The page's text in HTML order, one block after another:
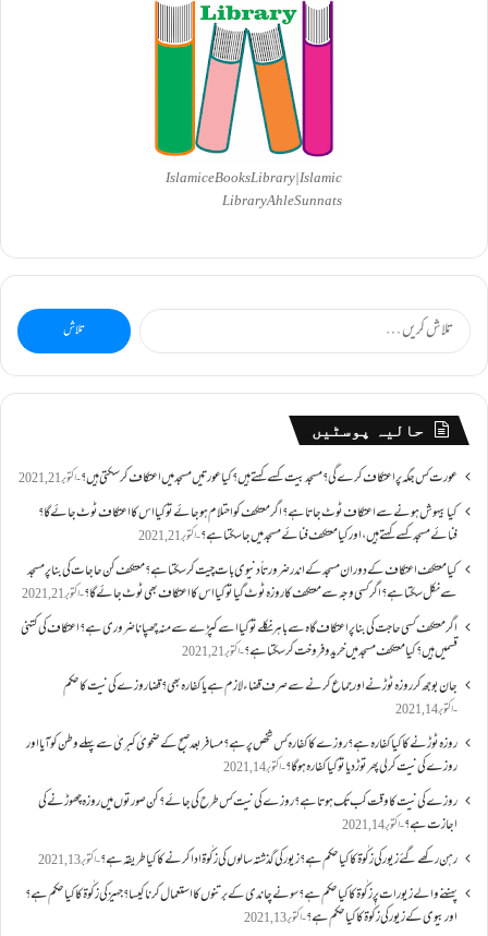
Islamic eBooks Library|Islamic
Library AhleSunnats
تلاش
کریں
حالیہ پوسٹیں
عورت کس جگہ پر اعتکاف کرے گی؟مسجد بیت کسے کہتے ہیں؟کیا عورتیں مسجد میں اعتکاف کر سکتی ہیں؟ اکتوبر 21, 2021
کیا بیہوش ہونے سے اعتکاف ٹوٹ جاتا ہے؟ اگر معتکف کو احتلام ہو جائے تو کیا اس کا اعتکاف ٹوٹ جائے گا؟
فنائے مسجد کسے کہتے ہیں ، اور کیا معتکف فنائے مسجد میں جا سکتا ہے؟ اکتوبر 21, 2021
کیا معتکف اعتکاف کے دوران مسجد کے اندر ضرورتاً دنیوی بات چیت کر سکتا ہے؟معتکف کن حاجات کی بنا پر مسجد
سے نکل سکتا ہے؟ اگر کسی وجہ سے معتکف کا روزہ ٹوٹ گیا تو کیا اس کا اعتکاف بھی ٹوٹ جائے گا؟ اکتوبر 21, 2021
اگر معتکف کسی حاجت کی بنا پر اعتکاف گاہ سے باہر نکلے تو کیا اسے کپڑے سے منہ چھپانا ضروری ہے؟اعتکاف کی کتنی
قسمیں ہیں؟کیا معتکف مسجد میں خرید و فروخت کر سکتا ہے؟ اکتوبر 21, 2021
جان بوجھ کر روزہ ٹوڑنے اور جماع کرنے سے صرف قضاء لازم ہے یا کفارہ بھی؟ قضا روزے کی نیت کا حکم
اکتوبر 14, 2021
روزہ ٹوڑنے کا کیا کفارہ ہے؟روزے کا کفارہ کس شخص پر ہے؟ مسافر بعد صبح کے ضحویٰ کبریٰ سے پہلے وطن کو آیا اور
روزے کی نیت کر لی پھر توڑ دیا تو کیا کفارہ ہو گا؟ اکتوبر 14, 2021
روزے کی نیت کا وقت کب تک ہوتا ہے؟ روزے کی نیت کس طرح کی جائے؟ کن صورتوں میں روزہ چھوڑنے کی
اجازت ہے؟ اکتوبر 14, 2021
رہن رکھے گئے زیور کی زکٰوۃ کا کیا حکم ہے؟زیور کی گذشتہ سالوں کی زکٰوۃ ادا کرنے کا کیا طریقہ ہے؟ اکتوبر 13, 2021
پہننے والے زیورات پر زکٰوۃ کا کیا حکم ہے؟ سونے چاندی کے برتنوں کا استعمال کرنا کیسا؟ جہیز کی زکٰوۃ کا کیا حکم ہے؟
اور بیوی کے زیور کی زکٰوۃ کا کیا حکم ہے؟ اکتوبر 13, 2021